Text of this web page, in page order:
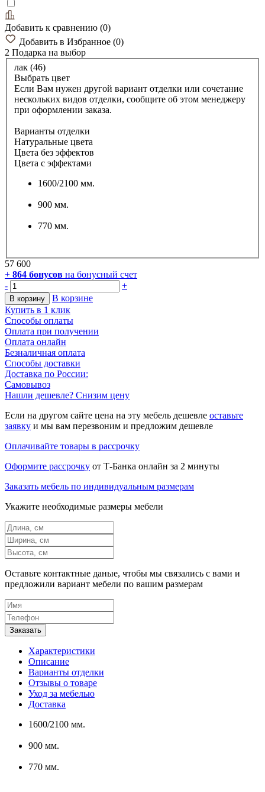
Добавить к сравнению (0)
Добавить в Избранное (0)
2 Подарка на выбор
лак (46)
Выбрать цвет
Если Вам нужен другой вариант отделки или сочетание
нескольких видов отделки, сообщите об этом менеджеру
при оформлении заказа.
Варианты отделки
Натуральные цвета
Цвета без эффектов
Цвета с эффектами
1600/2100 мм.
900 мм.
770 мм.
57 600
+ 864 бонусов на бонусный счет
-
+
В корзину
В корзине
Купить в 1 клик
Способы оплаты
Оплата при получении
Оплата онлайн
Безналичная оплата
Способы доставки
Доставка по России:
Самовывоз
Нашли дешевле? Снизим цену
Если на другом сайте цена на эту мебель дешевле оставьте
заявку и мы вам перезвоним и предложим дешевле
Оплачивайте товары в рассрочку
Оформите рассрочку от Т-Банка онлайн за 2 минуты
Заказать мебель по индивидуальным размерам
Укажите необходимые размеры мебели
Оставьте контактные даные, чтобы мы связались с вами и
предложили вариант мебели по вашим размерам
Характеристики
Описание
Варианты отделки
Отзывы о товаре
Уход за мебелью
Доставка
1600/2100 мм.
900 мм.
770 мм.